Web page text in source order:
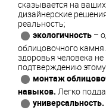
сказывается на
дизайнерские
реальность;
экологичность –
облицовочного
здоровья человека
подтверждению
монтаж
навыков. Легко
универсальность.